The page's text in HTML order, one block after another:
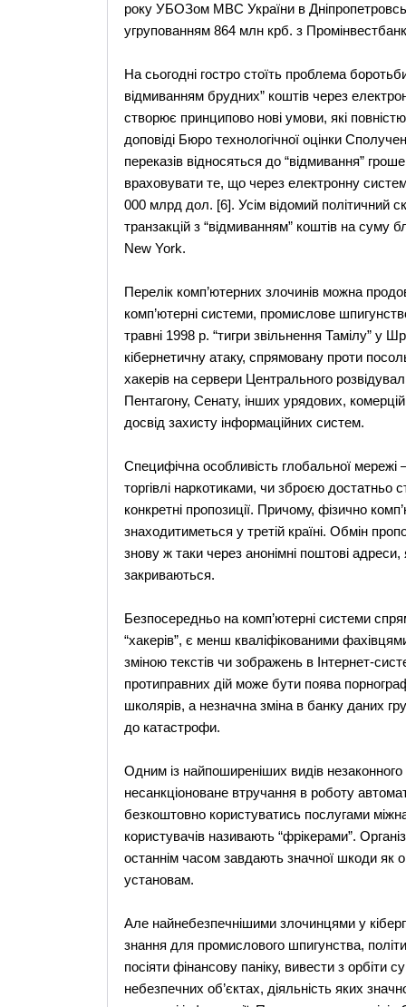
року УБОЗом МВС України в
угрупованням 864 млн крб. з
На сьогодні гостро стоїть проблема
відмиванням брудних” коштів через
створює принципово нові умови, які
доповіді Бюро технологічної оцінки
переказів відносяться до “відмивання”
враховувати те, що через електронну
000 млрд дол. [6]. Усім відомий політичний
транзакцій з “відмиванням” коштів на
New York.
Перелік комп’ютерних злочинів можна
комп’ютерні системи, промислове
травні 1998 р. “тигри звільнення Тамілу” у
кібернетичну атаку, спрямовану проти
хакерів на сервери Центрального
Пентагону, Сенату, інших урядових,
досвід захисту інформаційних систем.
Специфічна особливість глобальної мережі
торгівлі наркотиками, чи зброєю достатньо
конкретні пропозиції. Причому, фізично
знаходитиметься у третій країні. Обмін
знову ж таки через анонімні поштові адреси,
закриваються.
Безпосередньо на комп’ютерні системи
“хакерів”, є менш кваліфікованими
зміною текстів чи зображень в Інтернет-
протиправних дій може бути поява
школярів, а незначна зміна в банку даних
до катастрофи.
Одним із найпоширеніших видів
несанкціоноване втручання в роботу
безкоштовно користуватись послугами
користувачів називають “фрікерами”.
останнім часом завдають значної шкоди як
установам.
Але найнебезпечнішими злочинцями у
знання для промислового шпигунства,
посіяти фінансову паніку, вивести з орбіти
небезпечних об’єктах, діяльність яких